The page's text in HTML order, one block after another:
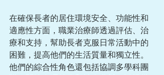
在確保長者的居住環境安全、功能性和
適應性方面，職業治療師透過評估、治
療和支持，幫助長者克服日常活動中的
困難，提高他們的生活質量和獨立性。
他們的綜合性角色還包括協調多學科團